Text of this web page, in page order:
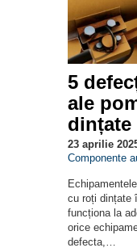
5
ale
dințate
23 aprilie
Componente
cu roți dințate
funcționa la
orice
defecta,…